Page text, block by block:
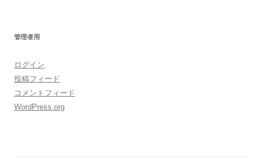
管理者用
ログイン
投稿フィード
コメントフィード
WordPress.org